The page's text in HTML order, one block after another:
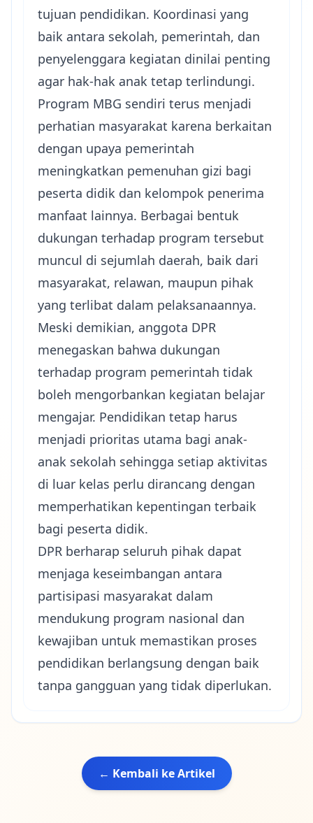
tujuan pendidikan. Koordinasi yang
baik antara sekolah, pemerintah, dan
penyelenggara kegiatan dinilai penting
agar hak-hak anak tetap terlindungi.
Program MBG sendiri terus menjadi
perhatian masyarakat karena berkaitan
dengan upaya pemerintah
meningkatkan pemenuhan gizi bagi
peserta didik dan kelompok penerima
manfaat lainnya. Berbagai bentuk
dukungan terhadap program tersebut
muncul di sejumlah daerah, baik dari
masyarakat, relawan, maupun pihak
yang terlibat dalam pelaksanaannya.
Meski demikian, anggota DPR
menegaskan bahwa dukungan
terhadap program pemerintah tidak
boleh mengorbankan kegiatan belajar
mengajar. Pendidikan tetap harus
menjadi prioritas utama bagi anak-
anak sekolah sehingga setiap aktivitas
di luar kelas perlu dirancang dengan
memperhatikan kepentingan terbaik
bagi peserta didik.
DPR berharap seluruh pihak dapat
menjaga keseimbangan antara
partisipasi masyarakat dalam
mendukung program nasional dan
kewajiban untuk memastikan proses
pendidikan berlangsung dengan baik
tanpa gangguan yang tidak diperlukan.
← Kembali ke Artikel